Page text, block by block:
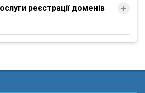
реєстрації доменів